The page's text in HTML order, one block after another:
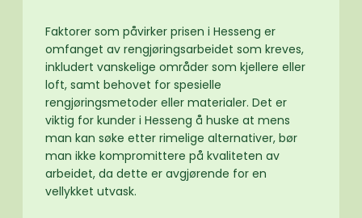
Faktorer som påvirker prisen i Hesseng er
omfanget av rengjøringsarbeidet som kreves,
inkludert vanskelige områder som kjellere eller
loft, samt behovet for spesielle
rengjøringsmetoder eller materialer. Det er
viktig for kunder i Hesseng å huske at mens
man kan søke etter rimelige alternativer, bør
man ikke kompromittere på kvaliteten av
arbeidet, da dette er avgjørende for en
vellykket utvask.